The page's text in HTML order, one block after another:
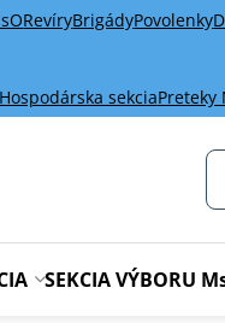
RevíryBrigádyPovolenky
Hospodárska sekciaPreteky
SEKCIA VÝBORU